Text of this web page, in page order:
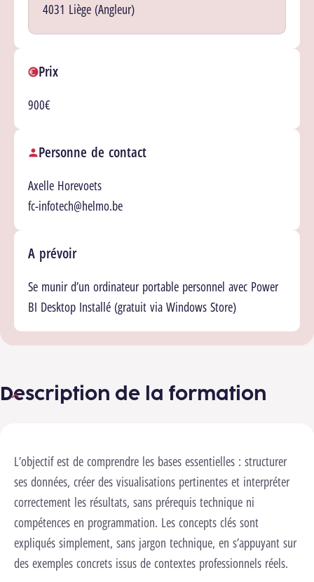
4031 Liège (Angleur)
Prix
900€
Personne de contact
Axelle Horevoets
fc-infotech@helmo.be
A prévoir
Se munir d’un ordinateur portable personnel avec Power
BI Desktop Installé (gratuit via Windows Store)
Description de la formation
Lancer la vidéo
pour lancer cette vidéo.Changer les
L’objectif est de comprendre les bases essentielles : structurer
ses données, créer des visualisations pertinentes et interpréter
correctement les résultats, sans prérequis technique ni
compétences en programmation. Les concepts clés sont
expliqués simplement, sans jargon technique, en s’appuyant sur
des exemples concrets issus de contextes professionnels réels.